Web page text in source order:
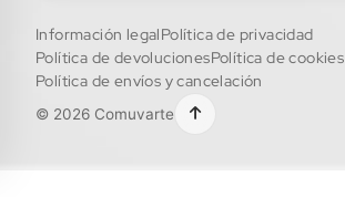
Información legalPolítica de privacidad
Política de devolucionesPolítica de cookies
Política de envíos y cancelación
© 2026 Comuvarte